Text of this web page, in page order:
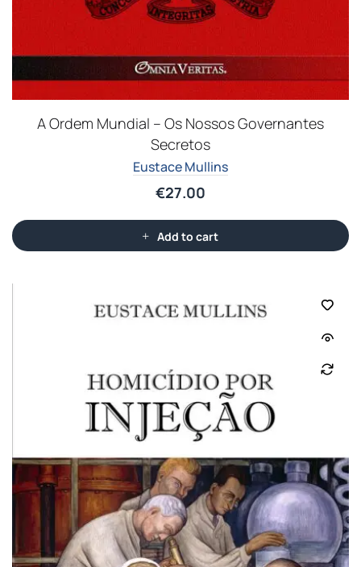
A Ordem Mundial – Os Nossos Governantes
Secretos
Eustace Mullins
€27.00
Add to cart